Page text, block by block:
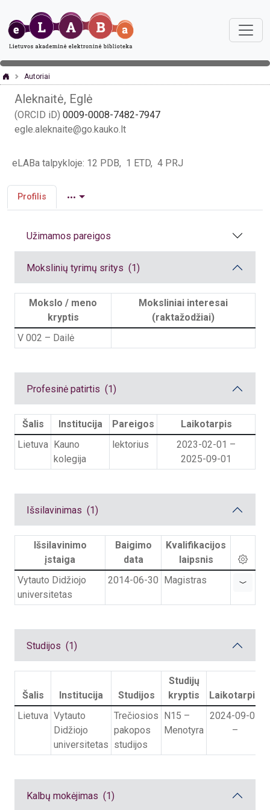
Autoriai
Aleknaitė, Eglė
(ORCID iD) 0009-0008-7482-7947
egle.aleknaite@go.kauko.lt
eLABa talpykloje: 12 PDB, 1 ETD, 4 PRJ
Profilis
Užimamos pareigos
Mokslinių tyrimų sritys (1)
Mokslo / meno
kryptis
Moksliniai interesai
(raktažodžiai)
V 002 – Dailė
Profesinė patirtis (1)
Šalis Institucija Pareigos
Laikotarpis
Lietuva Kauno
kolegija
lektorius 2023-02-01 –
2025-09-01
Išsilavinimas (1)
Išsilavinimo
įstaiga
Baigimo
data
Kvalifikacijos
laipsnis
Vytauto Didžiojo
universitetas
2014-06-30 Magistras
Studijos (1)
Šalis Institucija Studijos
Studijų
kryptis
Laikotarpis
Lietuva Vytauto
Didžiojo
universitetas
Trečiosios
pakopos
studijos
N15 –
Menotyra
2024-09-01
–
Kalbų mokėjimas (1)